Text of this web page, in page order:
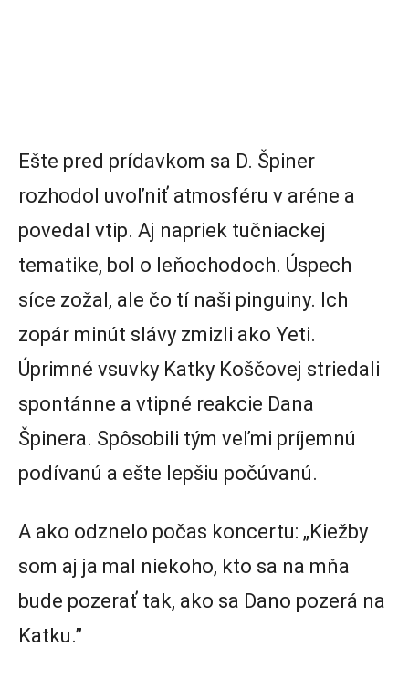
Ešte pred prídavkom sa D. Špiner
rozhodol uvoľniť atmosféru v aréne a
povedal vtip. Aj napriek tučniackej
tematike, bol o leňochodoch. Úspech
síce zožal, ale čo tí naši pinguiny. Ich
zopár minút slávy zmizli ako Yeti.
Úprimné vsuvky Katky Koščovej striedali
spontánne a vtipné reakcie Dana
Špinera. Spôsobili tým veľmi príjemnú
podívanú a ešte lepšiu počúvanú.
A ako odznelo počas koncertu: „Kiežby
som aj ja mal niekoho, kto sa na mňa
bude pozerať tak, ako sa Dano pozerá na
Katku.”